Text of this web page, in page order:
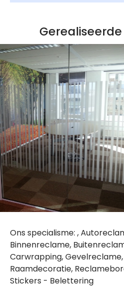
Ons specialisme: ,
Binnenreclame,
Carwrapping, Gevelreclame,
Raamdecoratie,
Stickers - Belettering